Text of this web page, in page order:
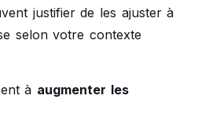
justifier de les ajuster à
selon votre contexte
à augmenter les